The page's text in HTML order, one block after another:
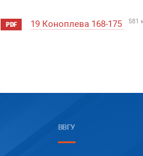
PDF 19 Коноплева 168-175 581
ВВГУ